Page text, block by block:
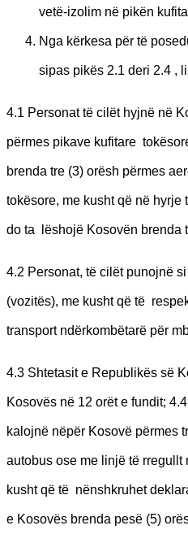
vetë-izolim në pikën
Nga kërkesa për të
sipas pikës 2.1 deri 2.4 ,
4.1 Personat të cilët hyjnë në
përmes pikave kufitare
brenda tre (3) orësh përmes
tokësore, me kusht që në
do ta lëshojë Kosovën brenda
4.2 Personat, të cilët punojnë
(vozitës), me kusht që të
transport ndërkombëtarë për
4.3 Shtetasit e Republikës së
Kosovës në 12 orët e fundit;
kalojnë nëpër Kosovë përmes
autobus ose me linjë të rregullt
kusht që të nënshkruhet
e Kosovës brenda pesë (5)